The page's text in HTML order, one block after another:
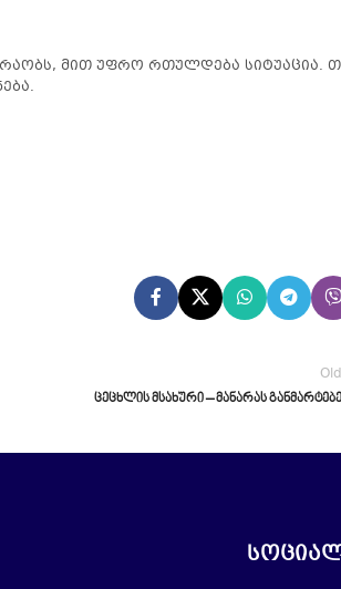
მით უფრო რთულდება სიტუაცია.
ცეცხლის მსახური – მანარას